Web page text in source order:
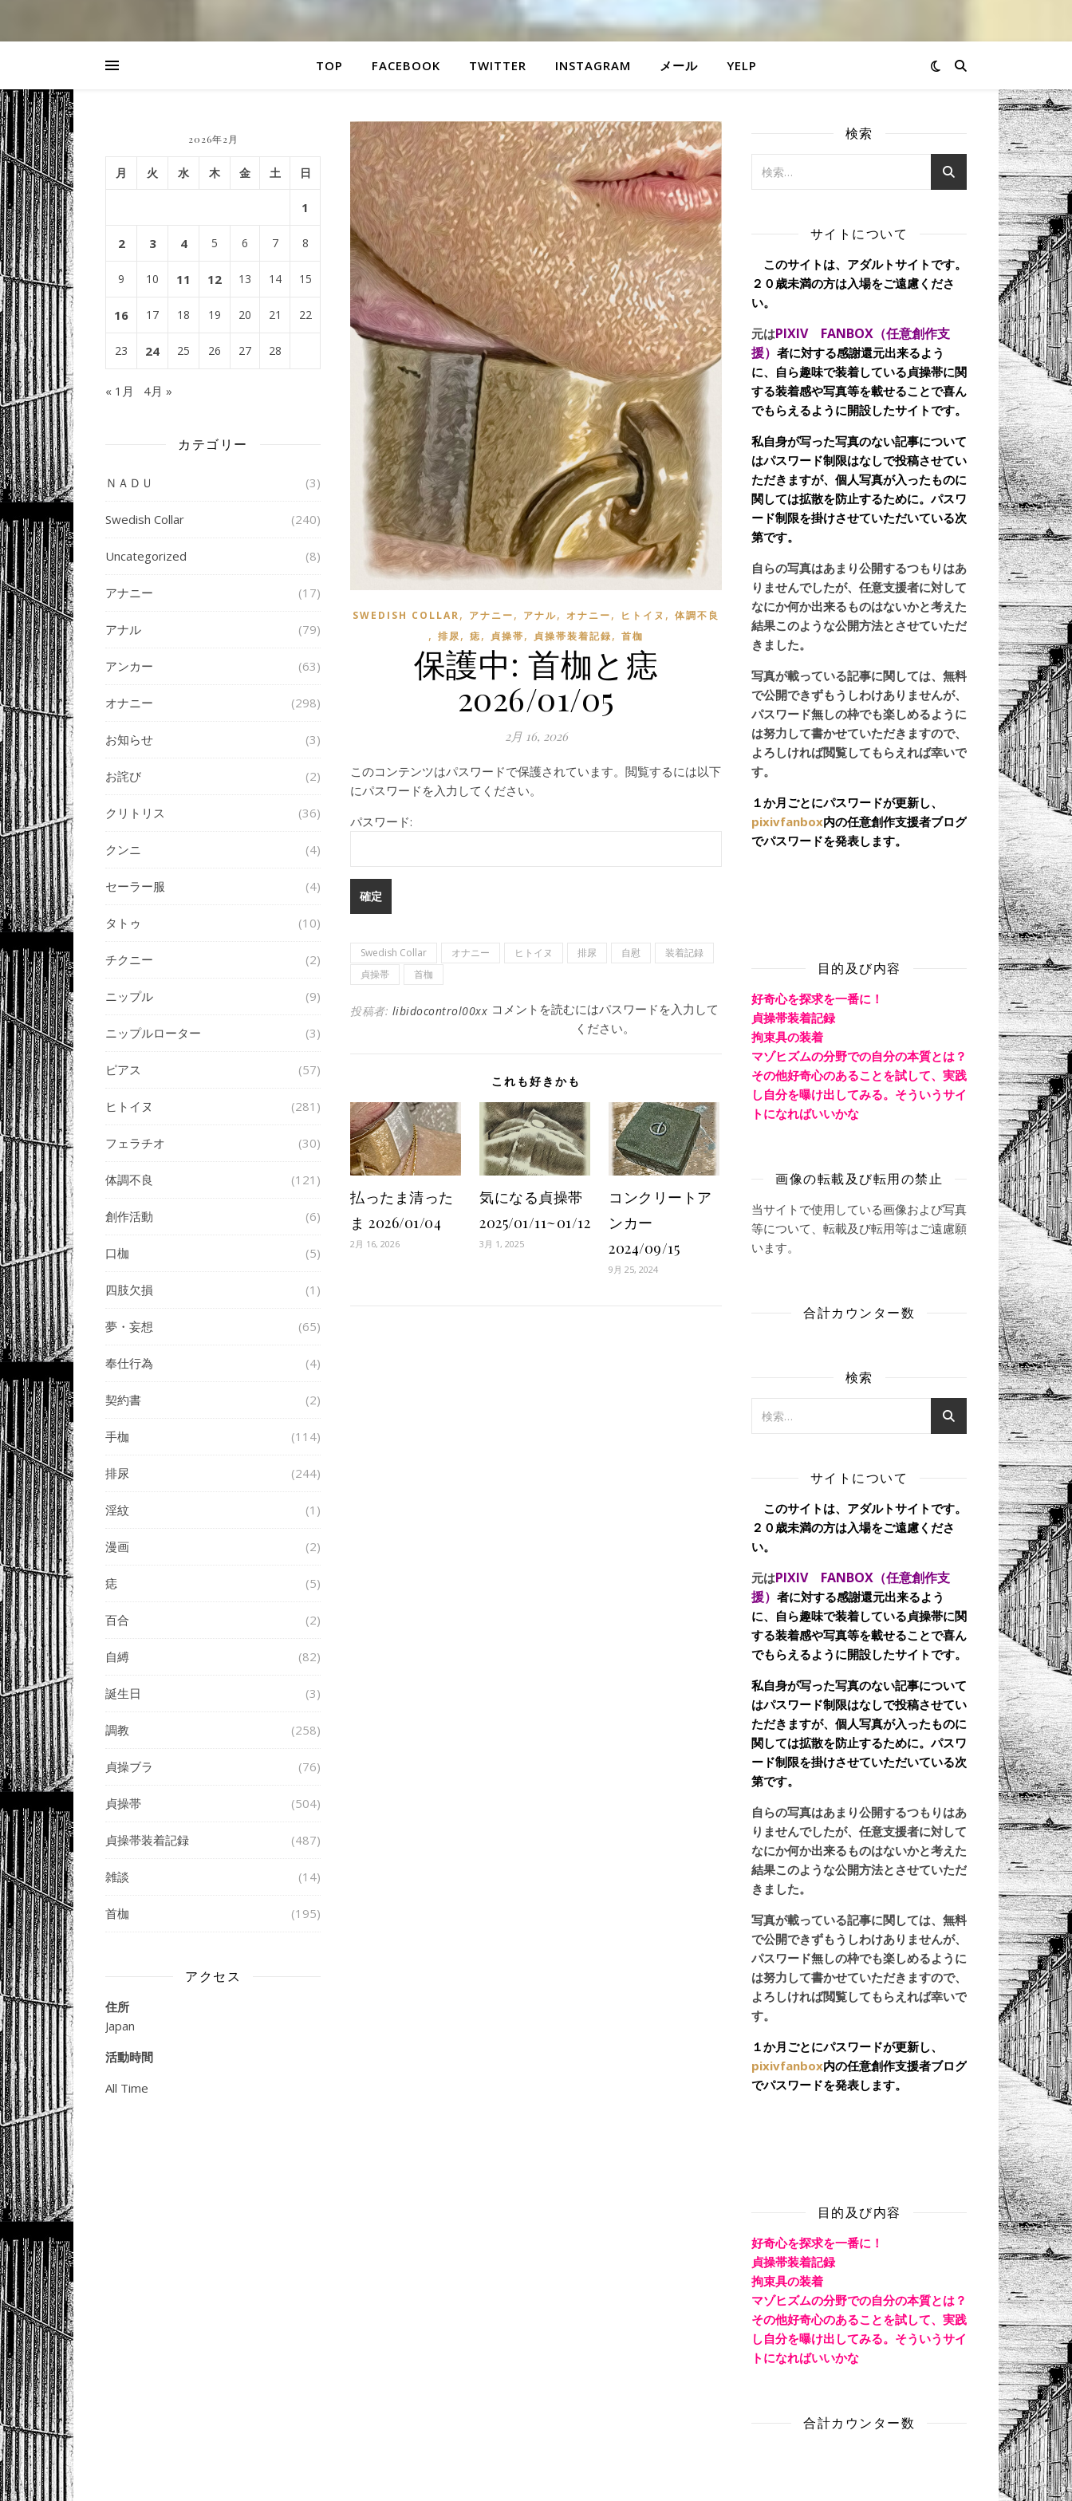
TOP FACEBOOK TWITTER INSTAGRAM メール YELP
2026年2月
月 火 水 木 金 土 日
1
2 3 4 5 6 7 8
9 10 11 12 13 14 15
16 17 18 19 20 21 22
23 24 25 26 27 28
« 1月 4月 »
カテゴリー
ＮＡＤＵ (3)
Swedish Collar (240)
Uncategorized (8)
アナニー (17)
アナル (79)
アンカー (63)
オナニー (298)
お知らせ (3)
お詫び (2)
クリトリス (36)
クンニ (4)
セーラー服 (4)
タトゥ (10)
チクニー (2)
ニップル (9)
ニップルローター (3)
ピアス (57)
ヒトイヌ (281)
フェラチオ (30)
体調不良 (121)
創作活動 (6)
口枷 (5)
四肢欠損 (1)
夢・妄想 (65)
奉仕行為 (4)
契約書 (2)
手枷 (114)
排尿 (244)
淫紋 (1)
漫画 (2)
痣 (5)
百合 (2)
自縛 (82)
誕生日 (3)
調教 (258)
貞操ブラ (76)
貞操帯 (504)
貞操帯装着記録 (487)
雑談 (14)
首枷 (195)
アクセス
住所
Japan
活動時間
All Time
SWEDISH COLLAR, アナニー, アナル, オナニー, ヒトイヌ , 体調不良
, 排尿, 痣, 貞操帯, 貞操帯装着記録, 首枷
保護中: 首枷と痣
2026/01/05
2月 16, 2026
このコンテンツはパスワードで保護されています。閲覧するには以下
にパスワードを入力してください。
パスワード:
Swedish Collar オナニー ヒトイヌ 排尿 自慰
装着記録
貞操帯
首枷
投稿者: libidocontrol00xx コメントを読むにはパスワードを入力して
ください。
これも好きかも
払ったま清った
ま 2026/01/04
2月 16, 2026
気になる貞操帯
2025/01/11~01/12
3月 1, 2025
コンクリートア
ンカー
2024/09/15
9月 25, 2024
検索
サイトについて
このサイトは、アダルトサイトです。
２０歳未満の方は入場をご遠慮くださ
い。
元はPIXIV FANBOX（任意創作支
援） 者に対する感謝還元出来るよう
に、自ら趣味で装着している貞操帯に関
する装着感や写真等を載せることで喜ん
でもらえるように開設したサイトです。
私自身が写った写真のない記事について
はパスワード制限はなしで投稿させてい
ただきますが、個人写真が入ったものに
関しては拡散を防止するために。パスワ
ード制限を掛けさせていただいている次
第です。
自らの写真はあまり公開するつもりはあ
りませんでしたが、任意支援者に対して
なにか何か出来るものはないかと考えた
結果このような公開方法とさせていただ
きました。
写真が載っている記事に関しては、無料
で公開できずもうしわけありませんが、
パスワード無しの枠でも楽しめるように
は努力して書かせていただきますので、
よろしければ閲覧してもらえれば幸いで
す。
１か月ごとにパスワードが更新し、
pixivfanbox内の任意創作支援者ブログ
でパスワードを発表します。
目的及び内容
好奇心を探求を一番に！
貞操帯装着記録
拘束具の装着
マゾヒズムの分野での自分の本質とは？
その他好奇心のあることを試して、実践
し自分を曝け出してみる。そういうサイ
トになればいいかな
画像の転載及び転用の禁止
当サイトで使用している画像および写真
等について、転載及び転用等はご遠慮願
います。
合計カウンター数
検索
サイトについて
このサイトは、アダルトサイトです。
２０歳未満の方は入場をご遠慮くださ
い。
元はPIXIV FANBOX（任意創作支
援） 者に対する感謝還元出来るよう
に、自ら趣味で装着している貞操帯に関
する装着感や写真等を載せることで喜ん
でもらえるように開設したサイトです。
私自身が写った写真のない記事について
はパスワード制限はなしで投稿させてい
ただきますが、個人写真が入ったものに
関しては拡散を防止するために。パスワ
ード制限を掛けさせていただいている次
第です。
自らの写真はあまり公開するつもりはあ
りませんでしたが、任意支援者に対して
なにか何か出来るものはないかと考えた
結果このような公開方法とさせていただ
きました。
写真が載っている記事に関しては、無料
で公開できずもうしわけありませんが、
パスワード無しの枠でも楽しめるように
は努力して書かせていただきますので、
よろしければ閲覧してもらえれば幸いで
す。
１か月ごとにパスワードが更新し、
pixivfanbox内の任意創作支援者ブログ
でパスワードを発表します。
目的及び内容
好奇心を探求を一番に！
貞操帯装着記録
拘束具の装着
マゾヒズムの分野での自分の本質とは？
その他好奇心のあることを試して、実践
し自分を曝け出してみる。そういうサイ
トになればいいかな
合計カウンター数